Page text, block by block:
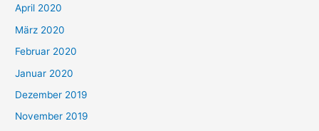
April 2020
März 2020
Februar 2020
Januar 2020
Dezember 2019
November 2019